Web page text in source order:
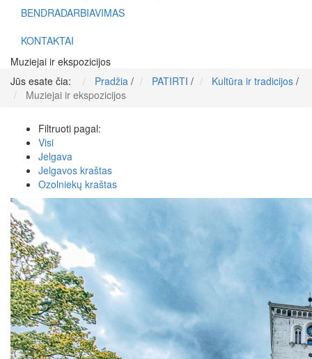
BENDRADARBIAVIMAS
KONTAKTAI
Muziejai ir ekspozicijos
Jūs esate čia:
Pradžia / PATIRTI / Kultūra ir tradicijos /
Muziejai ir ekspozicijos
Filtruoti pagal:
Visi
Jelgava
Jelgavos kraštas
Ozolniekų kraštas